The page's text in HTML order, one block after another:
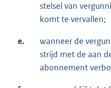
stelsel van
komt te vervallen;
e.
wanneer de
strijd met de aan
abonnement